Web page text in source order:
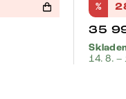
%
35
14. 8. –